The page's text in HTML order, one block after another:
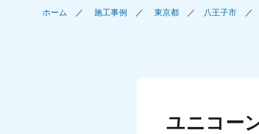
ホーム 施工事例 東京都 八王子市
ユニコー